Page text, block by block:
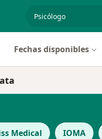
especialidad,
Fechas disponibles
Medical IOMA